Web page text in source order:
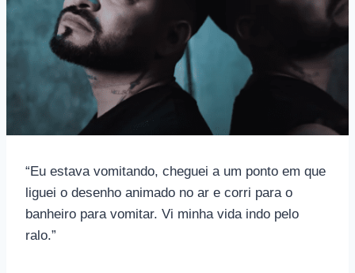
“Eu estava vomitando, cheguei a um ponto em que
liguei o desenho animado no ar e corri para o
banheiro para vomitar. Vi minha vida indo pelo
ralo.”